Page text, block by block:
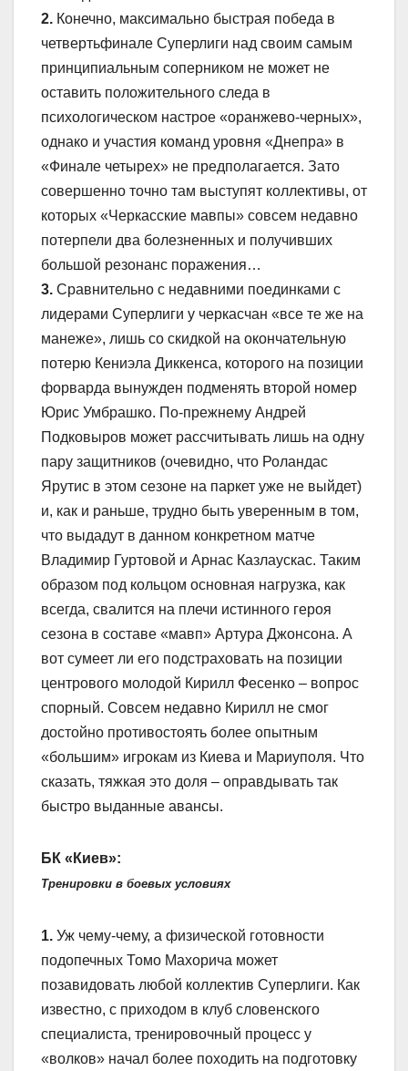
2. Конечно, максимально быстрая победа в
четвертьфинале Суперлиги над своим самым
принципиальным соперником не может не
оставить положительного следа в
психологическом настрое «оранжево-черных»,
однако и участия команд уровня «Днепра» в
«Финале четырех» не предполагается. Зато
совершенно точно там выступят коллективы, от
которых «Черкасские мавпы» совсем недавно
потерпели два болезненных и получивших
большой резонанс поражения…
3. Сравнительно с недавними поединками с
лидерами Суперлиги у черкасчан «все те же на
манеже», лишь со скидкой на окончательную
потерю Кениэла Диккенса, которого на позиции
форварда вынужден подменять второй номер
Юрис Умбрашко. По-прежнему Андрей
Подковыров может рассчитывать лишь на одну
пару защитников (очевидно, что Роландас
Ярутис в этом сезоне на паркет уже не выйдет)
и, как и раньше, трудно быть уверенным в том,
что выдадут в данном конкретном матче
Владимир Гуртовой и Арнас Казлаускас. Таким
образом под кольцом основная нагрузка, как
всегда, свалится на плечи истинного героя
сезона в составе «мавп» Артура Джонсона. А
вот сумеет ли его подстраховать на позиции
центрового молодой Кирилл Фесенко – вопрос
спорный. Совсем недавно Кирилл не смог
достойно противостоять более опытным
«большим» игрокам из Киева и Мариуполя. Что
сказать, тяжкая это доля – оправдывать так
быстро выданные авансы.
БК «Киев»:
Тренировки в боевых условиях
1. Уж чему-чему, а физической готовности
подопечных Томо Махорича может
позавидовать любой коллектив Суперлиги. Как
известно, с приходом в клуб словенского
специалиста, тренировочный процесс у
«волков» начал более походить на подготовку